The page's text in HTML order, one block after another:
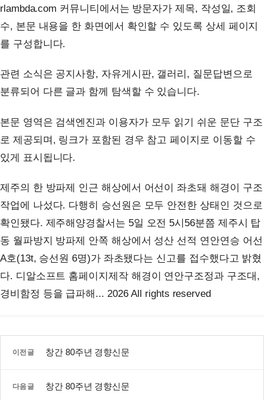
rlambda.com 커뮤니티에서는 방문자가 제목, 작성일, 조회
수, 본문 내용을 한 화면에서 확인할 수 있도록 상세 페이지
를 구성합니다.
관련 소식은 공지사항, 자유게시판, 갤러리, 질문답변으로
분류되어 다른 글과 함께 탐색할 수 있습니다.
본문 영역은 검색엔진과 이용자가 모두 읽기 쉬운 문단 구조
로 제공되며, 링크가 포함된 경우 참고 페이지로 이동할 수
있게 표시됩니다.
제주의 한 방파제 인근 해상에서 어선이 좌초돼 해경이 구조
작업에 나섰다. 다행히 승선원은 모두 안전한 상태인 것으로
확인됐다. 제주해양경찰서는 5일 오전 5시56분쯤 제주시 탑
동 월파방지 방파제 안쪽 해상에서 성산 선적 연안연승 어선
A호(13t, 승선원 6명)가 좌초됐다는 신고를 접수했다고 밝혔
다. 디알소프트 홈페이지제작 해경이 연안구조정과 구조대,
경비함정 등을 급파해... 2026 All rights reserved
이전글 창간 80주년 경향신문
다음글 창간 80주년 경향신문